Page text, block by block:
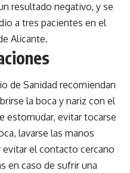
resultado negativo, y se
a tres pacientes en el
Alicante.
de Sanidad recomiendan
la boca y nariz con el
estornudar, evitar tocarse
lavarse las manos
el contacto cercano
en caso de sufrir una